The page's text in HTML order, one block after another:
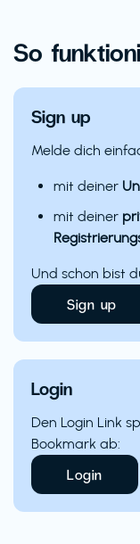
So
Sign up
Melde dich
mit deiner
mit deiner
Und schon bist
Sign up
Login
Den Login Link
Bookmark ab:
Login